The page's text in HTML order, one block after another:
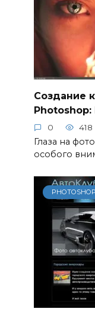
Создание
0 418
Глаза на
особого
PHOTOSHOP